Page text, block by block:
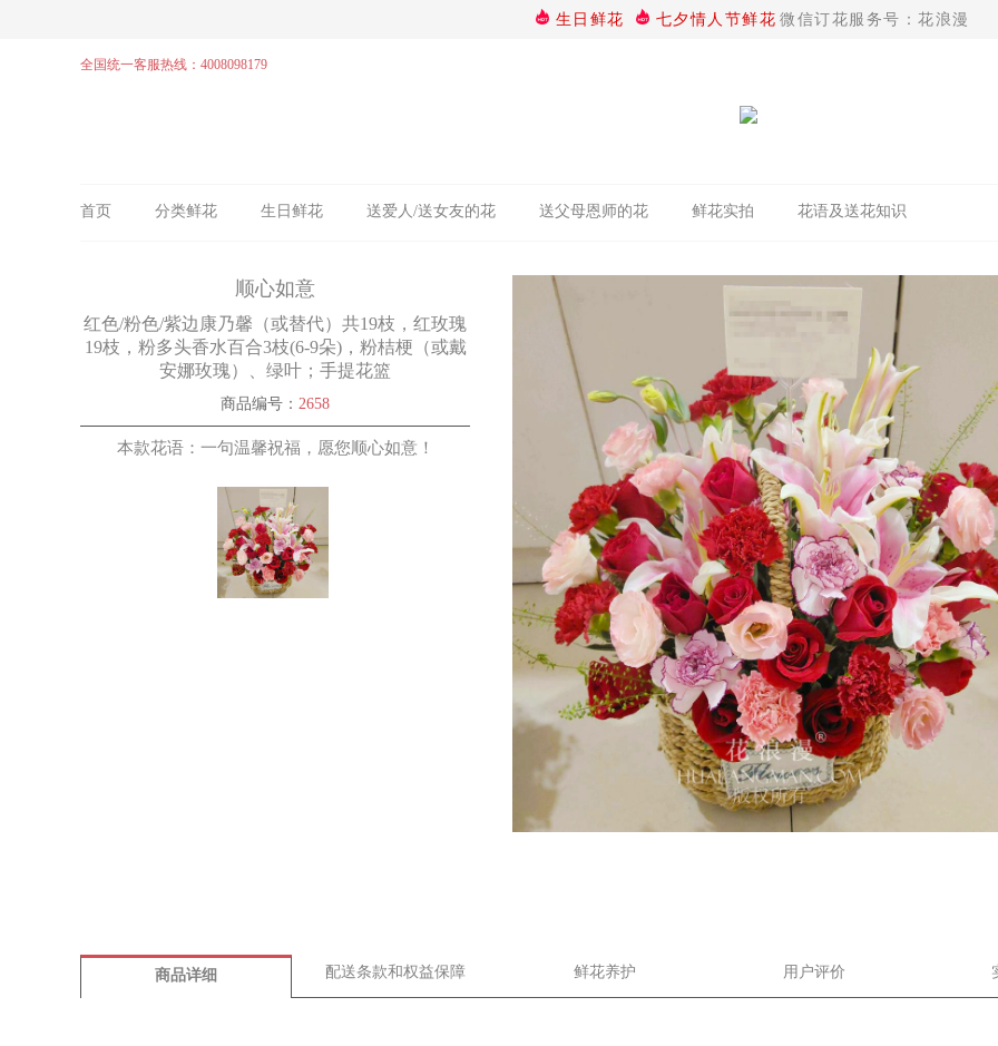
生日鲜花 七夕情人节鲜花 微信订花服务号：花浪漫
全国统一客服热线：4008098179
首页 分类鲜花 生日鲜花 送爱人/送女友的花 送父母恩师的花 鲜花实拍 花语及送花知识
顺心如意
红色/粉色/紫边康乃馨（或替代）共19枝，红玫瑰
19枝，粉多头香水百合3枝(6-9朵)，粉桔梗（或戴
安娜玫瑰）、绿叶；手提花篮
商品编号： 2658
本款花语：一句温馨祝福，愿您顺心如意！
商品详细 配送条款和权益保障 鲜花养护 用户评价